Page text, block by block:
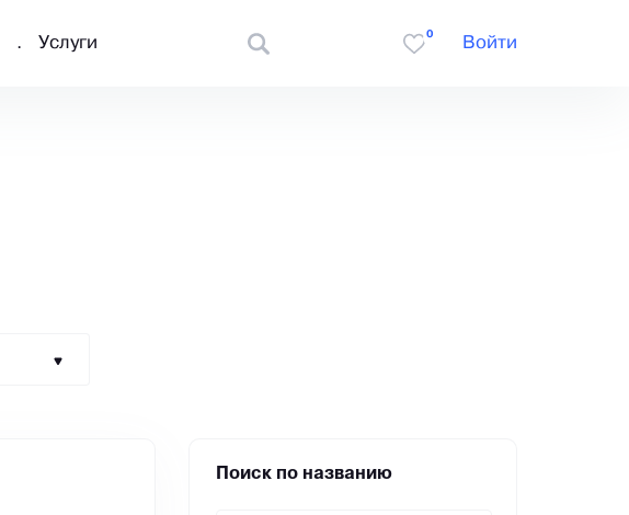
Услуги
0
Войти
Поиск по названию